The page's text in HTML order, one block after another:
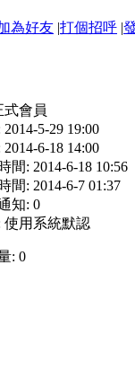
為好友 |打個招呼 |
式會員
5-29 19:00
6-18 14:00
間: 2014-6-18 10:56
間: 2014-6-7 01:37
知: 0
使用系統默認
: 0